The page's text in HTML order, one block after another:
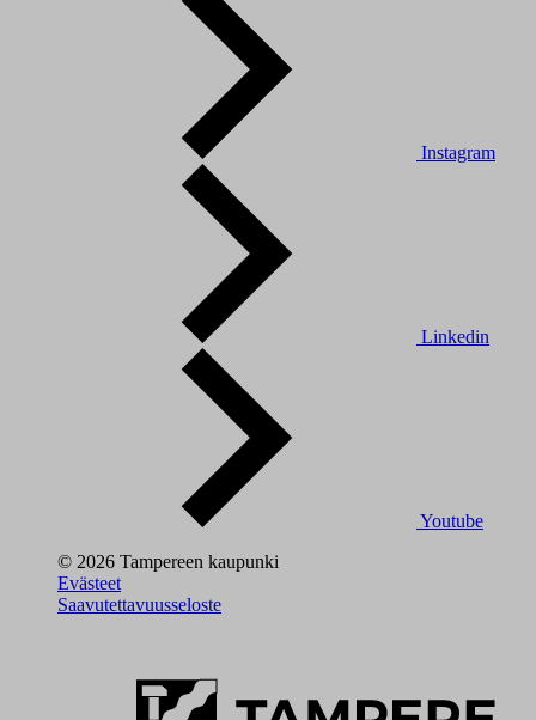
Instagram
Linkedin
Youtube
© 2026 Tampereen kaupunki
Evästeet
Saavutettavuusseloste